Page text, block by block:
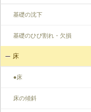
基礎の沈下
基礎のひび割れ・欠損
床
●床
床の傾斜